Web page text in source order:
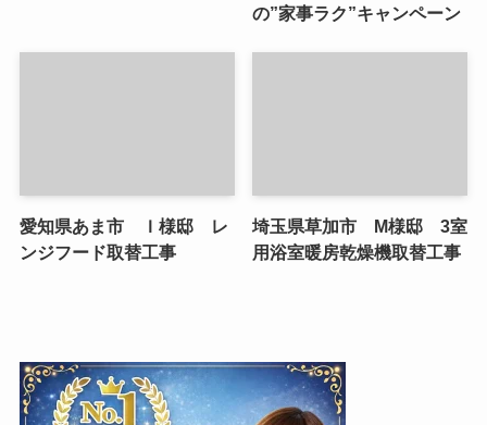
の”家事ラク”キャンペーン
愛知県あま市 Ｉ様邸 レ
ンジフード取替工事
埼玉県草加市 M様邸 3室
用浴室暖房乾燥機取替工事